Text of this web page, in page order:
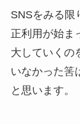
SNSをみる限
正利用が始ま
大していくの
いなかった筈
と思います。